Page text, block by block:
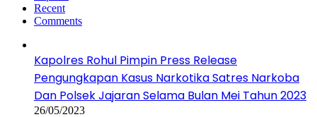
Recent
Comments
Kapolres Rohul Pimpin Press Release
Pengungkapan Kasus Narkotika Satres Narkoba
Dan Polsek Jajaran Selama Bulan Mei Tahun 2023
26/05/2023